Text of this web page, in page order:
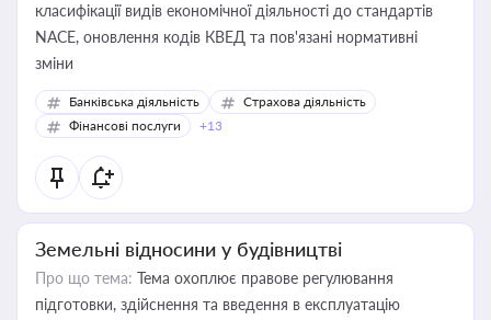
класифікації видів економічної діяльності до стандартів
NACE, оновлення кодів КВЕД та пов'язані нормативні
зміни
Банківська діяльність
Страхова діяльність
Фінансові послуги
+13
Земельні відносини у будівництві
Про що тема: Тема охоплює правове регулювання
підготовки, здійснення та введення в експлуатацію